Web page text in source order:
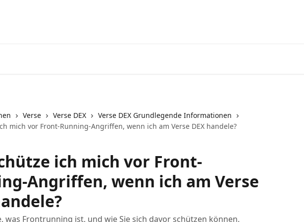
Verse Verse DEX
Verse DEX Grundlegende Informationen
mich vor Front-Running-Angriffen, wenn ich am Verse DEX handele?
ich mich vor Front-
Angriffen, wenn ich am Verse
was Frontrunning ist, und wie Sie sich davor schützen können.